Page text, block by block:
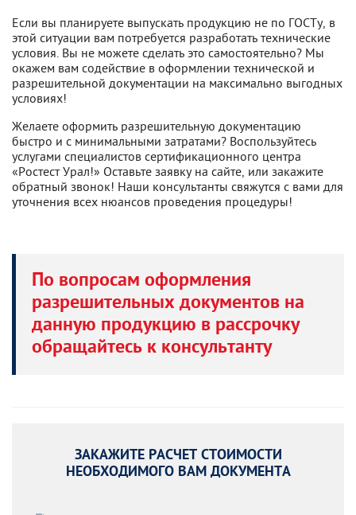
Если вы планируете выпускать продукцию не по ГОСТу, в
этой ситуации вам потребуется разработать технические
условия. Вы не можете сделать это самостоятельно? Мы
окажем вам содействие в оформлении технической и
разрешительной документации на максимально выгодных
условиях!
Желаете оформить разрешительную документацию
быстро и с минимальными затратами? Воспользуйтесь
услугами специалистов сертификационного центра
«Ростест Урал!» Оставьте заявку на сайте, или закажите
обратный звонок! Наши консультанты свяжутся с вами для
уточнения всех нюансов проведения процедуры!
По вопросам оформления
разрешительных документов на
данную продукцию в рассрочку
обращайтесь к консультанту
ЗАКАЖИТЕ РАСЧЕТ СТОИМОСТИ
НЕОБХОДИМОГО ВАМ ДОКУМЕНТА